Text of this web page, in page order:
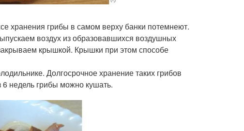
хранения грибы в самом верху банки потемнеют.
воздух из образовавшихся воздушных
крышкой. Крышки при этом способе
Долгосрочное хранение таких грибов
недель грибы можно кушать.